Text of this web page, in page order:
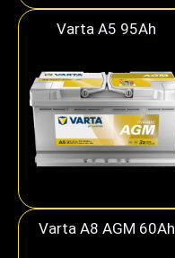
Varta A5 95Ah
Varta A8 AGM 60Ah